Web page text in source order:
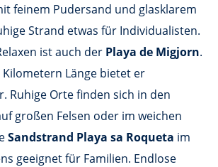
feinem Pudersand und glasklarem
Strand etwas für Individualisten.
ist auch der Playa de Migjorn.
Länge bietet er
Ruhige Orte finden sich in den
großen Felsen oder im weichen
Sandstrand Playa sa Roqueta im
geeignet für Familien. Endlose